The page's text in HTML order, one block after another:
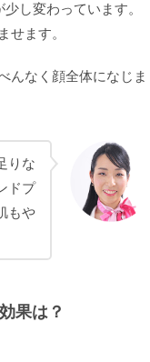
し変わっています。
せます。
んなく顔全体になじま
りな
ドプ
もや
果は？